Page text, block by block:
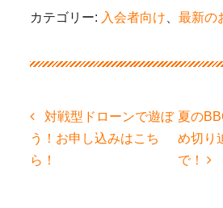
カテゴリー: 入会者向け、最新の
投
ナ
ビ
対戦型ドローンで遊ぼ
う！お申し込みはこち
ら！
夏の
め切り
で！